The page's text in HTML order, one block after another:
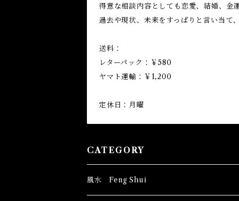
得意な相談内容としても恋愛、結婚、金
過去や現状、未来をすっぱりと言い当て
送料：
レターパック：￥580
ヤマト運輸：￥1,200
定休日：月曜
CATEGORY
風水 Feng Shui